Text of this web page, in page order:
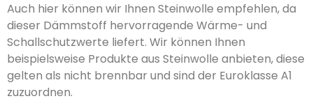
Auch hier können wir Ihnen Steinwolle empfehlen, da
dieser Dämmstoff hervorragende Wärme- und
Schallschutzwerte liefert. Wir können Ihnen
beispielsweise Produkte aus Steinwolle anbieten, diese
gelten als nicht brennbar und sind der Euroklasse A1
zuzuordnen.